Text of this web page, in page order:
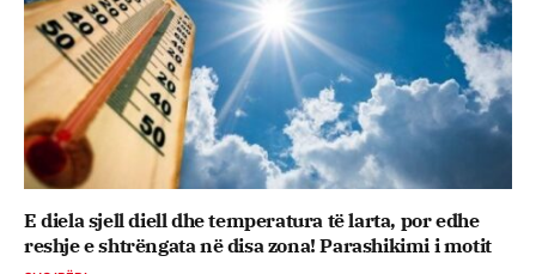
E diela sjell diell dhe temperatura të larta, por edhe
reshje e shtrëngata në disa zona! Parashikimi i motit